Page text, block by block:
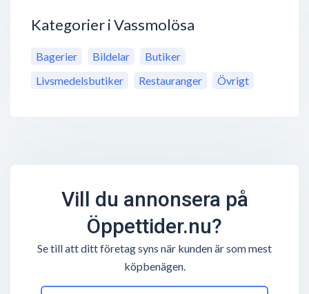
Kategorier i Vassmolösa
Bagerier Bildelar
Butiker
Livsmedelsbutiker
Restauranger Övrigt
Vill du annonsera på
Öppettider.nu?
Se till att ditt företag syns när kunden är som mest
köpbenägen.